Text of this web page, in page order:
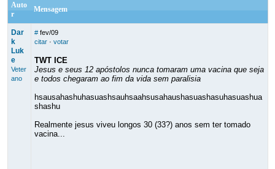
Auto
r
Mensagem
Dar
k
Luk
e
Veter
ano
# fev/09
citar· votar
TWT ICE
Jesus e seus 12 apóstolos nunca tomaram uma vacina que seja
e todos chegaram ao fim da vida sem paralisia
hsausahashuhasuashsauhsaahsusahaushasuashasuhasuashua
shashu
Realmente jesus viveu longos 30 (33?) anos sem ter tomado
vacina...